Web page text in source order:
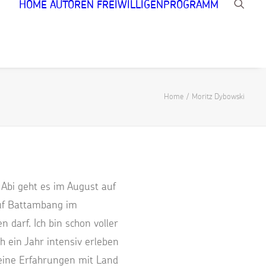
HOME AUTOREN FREIWILLIGENPROGRAMM
Home Moritz Dybowski
geht es im August auf
Battambang im
darf. Ich bin schon voller
ein Jahr intensiv erleben
Erfahrungen mit Land